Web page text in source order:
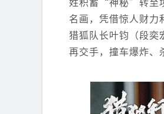
名画，凭借惊人财
猎狐队长叶钧（段奕
再交手，撞车爆炸、